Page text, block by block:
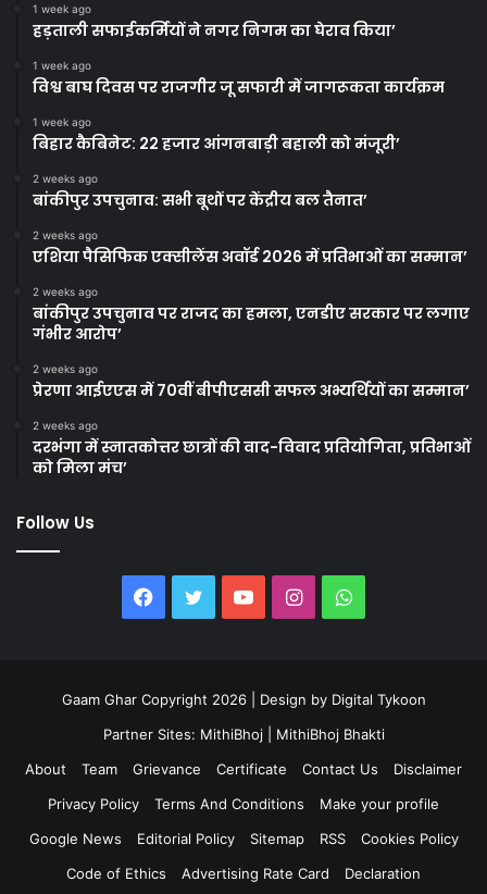
1 week ago
हड़ताली सफाईकर्मियों ने नगर निगम का घेराव किया’
1 week ago
विश्व बाघ दिवस पर राजगीर जू सफारी में जागरूकता कार्यक्रम
1 week ago
बिहार कैबिनेट: 22 हजार आंगनबाड़ी बहाली को मंजूरी’
2 weeks ago
बांकीपुर उपचुनाव: सभी बूथों पर केंद्रीय बल तैनात’
2 weeks ago
एशिया पैसिफिक एक्सीलेंस अवॉर्ड 2026 में प्रतिभाओं का सम्मान’
2 weeks ago
बांकीपुर उपचुनाव पर राजद का हमला, एनडीए सरकार पर लगाए
गंभीर आरोप’
2 weeks ago
प्रेरणा आईएएस में 70वीं बीपीएससी सफल अभ्यर्थियों का सम्मान’
2 weeks ago
दरभंगा में स्नातकोत्तर छात्रों की वाद-विवाद प्रतियोगिता, प्रतिभाओं
को मिला मंच’
Follow Us
Facebook
TwitterYouTubeInstagramWhatsApp
Gaam Ghar Copyright 2026 | Design by Digital Tykoon
Partner Sites: MithiBhoj
MithiBhoj Bhakti
About
Team Grievance Certificate Contact Us
Disclaimer
Privacy Policy
Terms And Conditions
Make your profile
Google News
Editorial Policy Sitemap RSS
Cookies Policy
Code of Ethics
Advertising Rate Card Declaration